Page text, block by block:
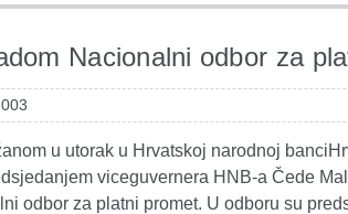
Nacionalni odbor za
u utorak u Hrvatskoj narodnoj
viceguvernera HNB-a Čede
odbor za platni promet. U odboru su